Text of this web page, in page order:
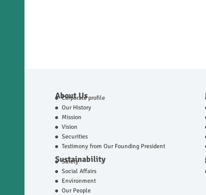
About Us
Corporate profile
Our History
Mission
Vision
Securities
Testimony from Our Founding President
Sustainability
Safety
Social Affairs
Environment
Our People